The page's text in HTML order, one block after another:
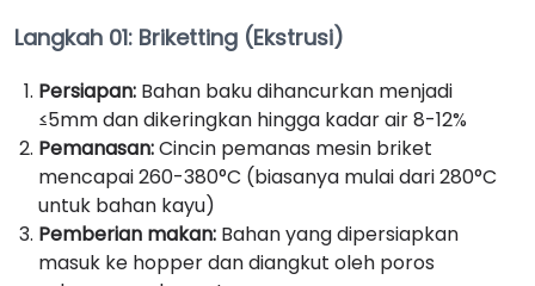
Langkah 01: Briketting (Ekstrusi)
Persiapan: Bahan baku dihancurkan menjadi
≤5mm dan dikeringkan hingga kadar air 8-12%
Pemanasan:Cincin pemanas mesin briket
mencapai 260-380°C (biasanya mulai dari 280°C
untuk bahan kayu)
Pemberian makan: Bahan yang dipersiapkan
masuk ke hopper dan diangkut oleh poros